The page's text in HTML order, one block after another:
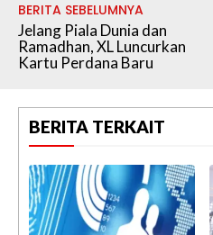
BERITA SEBELUMNYA
Jelang Piala Dunia dan
Ramadhan, XL Luncurkan
Kartu Perdana Baru
BERITA TERKAIT